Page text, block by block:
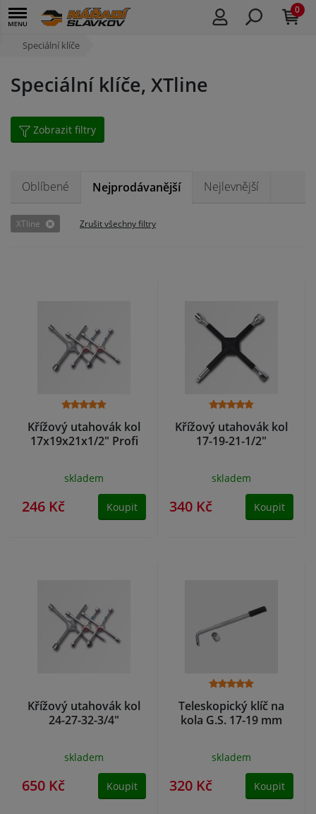
0
Speciální klíče
Speciální klíče, XTline
Zobrazit filtry
Oblíbené Nejprodávanější Nejlevnější
XTline Zrušit všechny filtry
Křížový utahovák kol
17x19x21x1/2" Profi
skladem
246 Kč Koupit
Křížový utahovák kol
17-19-21-1/2"
skladem
340 Kč Koupit
Křížový utahovák kol
24-27-32-3/4"
skladem
650 Kč Koupit
Teleskopický klíč na
kola G.S. 17-19 mm
skladem
320 Kč Koupit